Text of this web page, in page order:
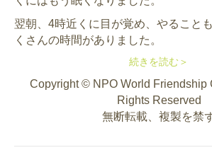
翌朝、4時近くに目が覚め、やること
くさんの時間がありました。
続きを読む＞
Copyright © NPO World Friendship
Rights Reserved
無断転載、複製を禁